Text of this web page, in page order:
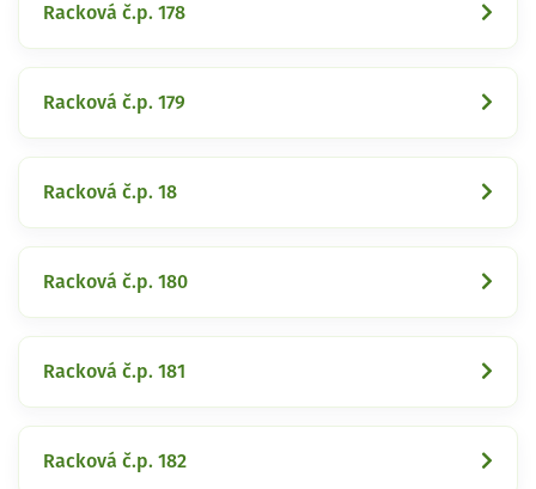
Racková č.p. 178
Racková č.p. 179
Racková č.p. 18
Racková č.p. 180
Racková č.p. 181
Racková č.p. 182